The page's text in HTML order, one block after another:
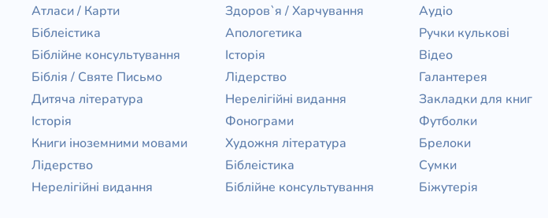
Атласи / Карти
Біблеістика
Біблійне консультування
Біблія / Святе Письмо
Дитяча література
Історія
Книги іноземними мовами
Лідерство
Нерелігійні видання
Здоров`я / Харчування
Апологетика
Історія
Лідерство
Нерелігійні видання
Фонограми
Художня література
Біблеістика
Біблійне консультування
Аудіо
Ручки кулькові
Відео
Галантерея
Закладки для книг
Футболки
Брелоки
Сумки
Біжутерія